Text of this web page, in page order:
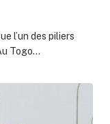
l’un des piliers
Togo…